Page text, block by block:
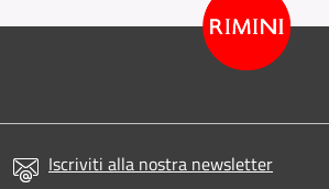
Iscriviti alla nostra newsletter